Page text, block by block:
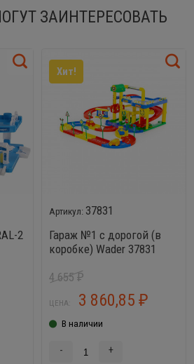
ЗАИНТЕРЕСОВАТЬ
2
Хит!
37831
Гараж №1 с дорогой (в
коробке) Wader 37831
4 655₽
ЦЕНА: 3 860,85 ₽
В наличии
- +